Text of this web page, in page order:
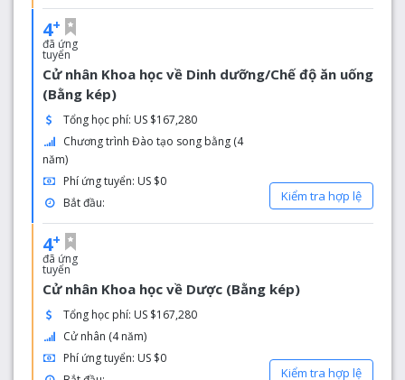
4+
đã ứng
tuyển
Cử nhân Khoa học về Dinh dưỡng/Chế độ ăn uống
(Bằng kép)
Tổng học phí: US $167,280
Chương trình Đào tạo song bằng (4
năm)
Phí ứng tuyển: US $0
Bắt đầu:
Kiểm tra hợp lệ
4+
đã ứng
tuyển
Cử nhân Khoa học về Dược (Bằng kép)
Tổng học phí: US $167,280
Cử nhân (4 năm)
Phí ứng tuyển: US $0
Kiểm tra hợp lệ